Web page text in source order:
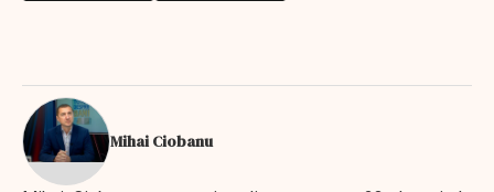
Mihai Ciobanu